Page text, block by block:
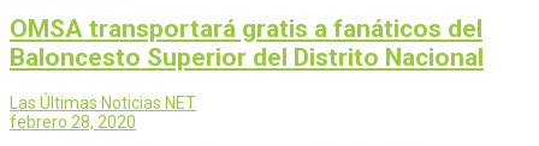
OMSA transportará gratis a fanáticos del
Baloncesto Superior del Distrito Nacional
Las Últimas Noticias NET
febrero 28, 2020